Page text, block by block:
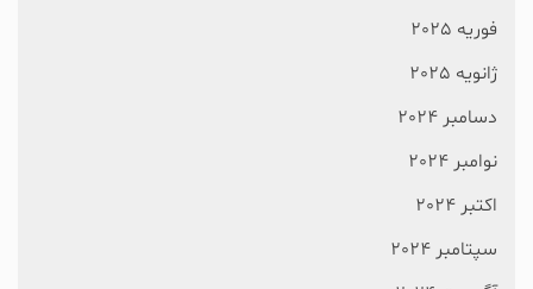
فوریه 2025
ژانویه 2025
دسامبر 2024
نوامبر 2024
اکتبر 2024
سپتامبر 2024